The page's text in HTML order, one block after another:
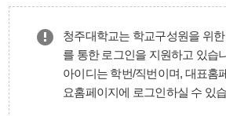
청주대학교는 학교구성원을 위
를 통한 로그인을 지원하고 있습
아이디는 학번/직번이며, 대표홈
요홈페이지에 로그인하실 수 있